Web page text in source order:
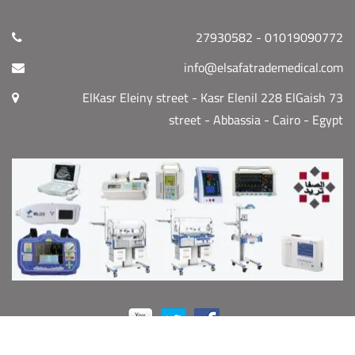
01019090772 - 27930582
info@elsafatrademedical.com
73 ElKasr Eleiny street - Kasr Elenil 228 ElGaish
street - Abbassia - Cairo - Egypt